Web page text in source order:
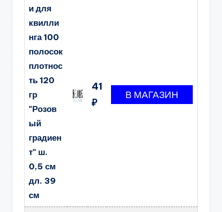
и для
квилли
нга 100
полосок
плотнос
ть 120
гр
"Розов
ый
градиен
т" ш.
0,5 см
дл. 39
см
41
₽